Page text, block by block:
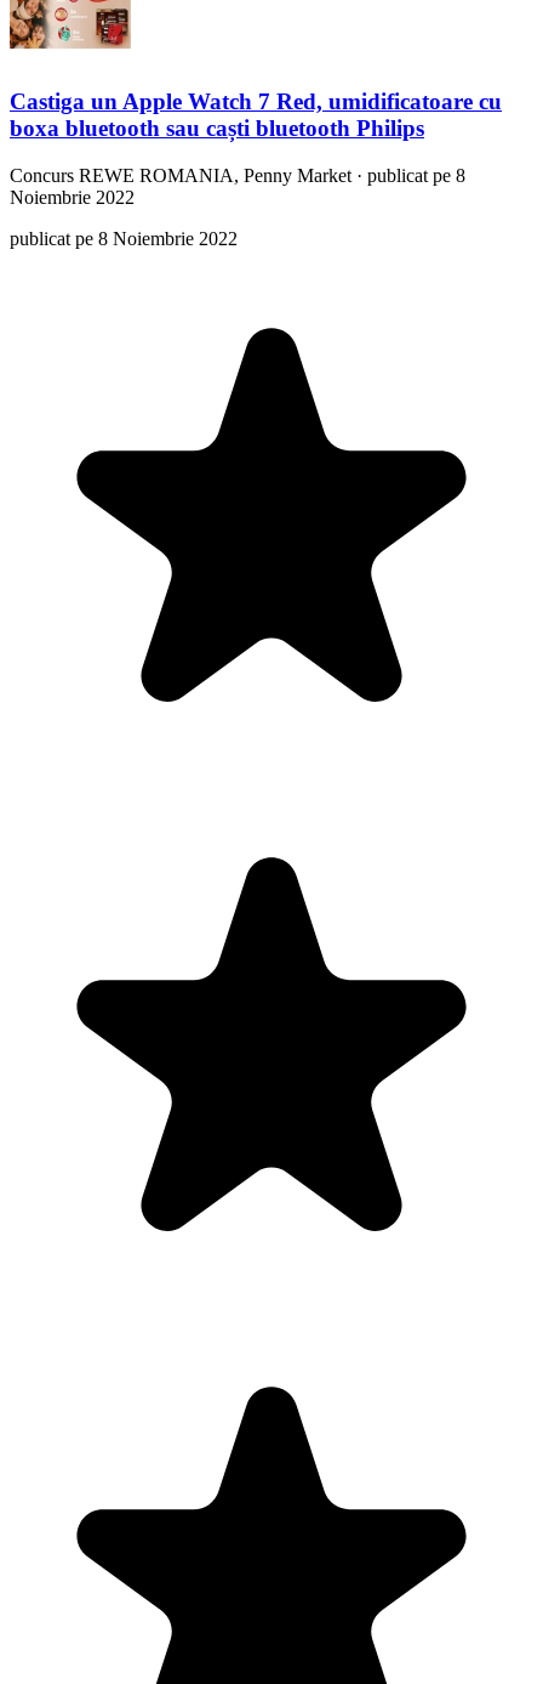
Castiga un Apple Watch 7 Red, umidificatoare cu
boxa bluetooth sau caști bluetooth Philips
Concurs REWE ROMANIA, Penny Market · publicat pe 8
Noiembrie 2022
publicat pe 8 Noiembrie 2022